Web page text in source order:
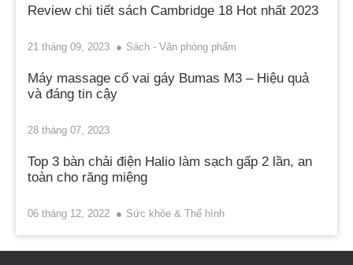
Review chi tiết sách Cambridge 18 Hot nhất 2023
21 tháng 09, 2023 Sách - Văn phòng phẩm
Máy massage cổ vai gáy Bumas M3 – Hiệu quả
và đáng tin cậy
28 tháng 07, 2023
Top 3 bàn chải điện Halio làm sạch gấp 2 lần, an
toàn cho răng miệng
06 tháng 12, 2022 Sức khỏe & Thể hình